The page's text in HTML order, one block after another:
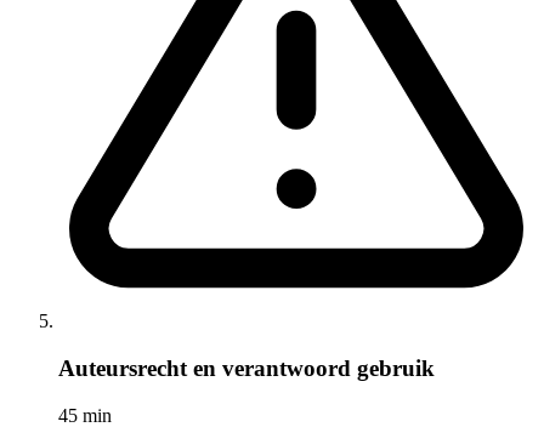
Auteursrecht en verantwoord gebruik
45 min